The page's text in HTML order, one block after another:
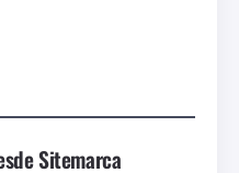
Sitemarca